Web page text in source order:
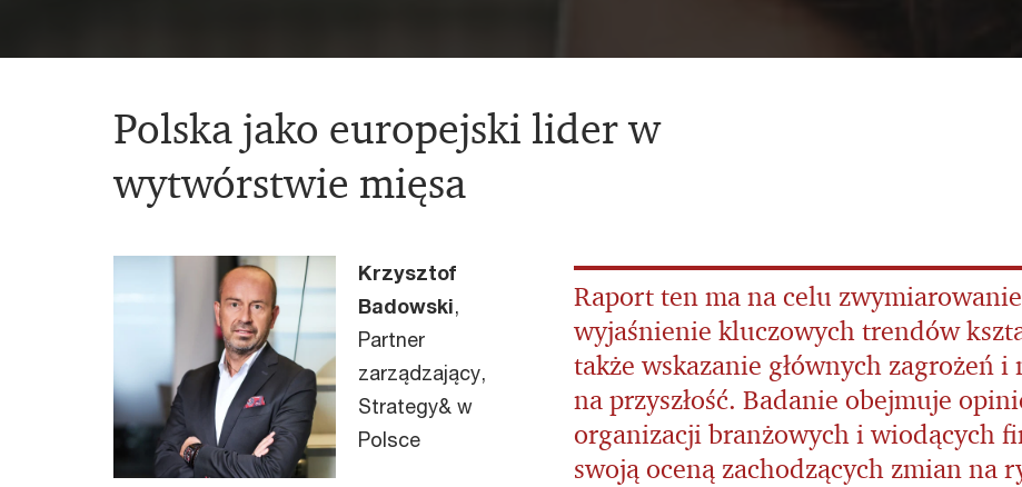
Polska jako europejski lider w
wytwórstwie mięsa
Krzysztof
Badowski,
Partner
zarządzający,
Strategy& w
Polsce
Raport ten ma na celu
wyjaśnienie kluczowych trendów
także wskazanie głównych zagrożeń
na przyszłość. Badanie obejmuje
organizacji branżowych i wiodących
swoją oceną zachodzących zmian na